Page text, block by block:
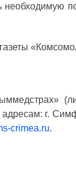
необходимую
г.
-crimea.ru.